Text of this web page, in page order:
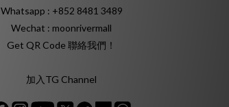
Whatsapp : +852 8481 3489
Wechat : moonrivermall
Get QR Code 聯絡我們！
加入TG Channel